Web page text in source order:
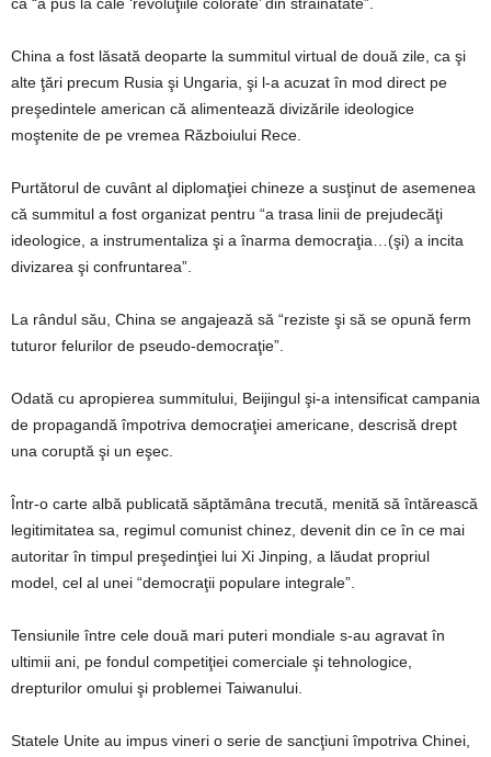
China a fost lăsată deoparte la summitul virtual de două zile, ca şi
alte ţări precum Rusia şi Ungaria, şi l-a acuzat în mod direct pe
preşedintele american că alimentează divizările ideologice
moştenite de pe vremea Războiului Rece.
Purtătorul de cuvânt al diplomaţiei chineze a susţinut de asemenea
că summitul a fost organizat pentru “a trasa linii de prejudecăţi
ideologice, a instrumentaliza şi a înarma democraţia…(şi) a incita
divizarea şi confruntarea”.
La rândul său, China se angajează să “reziste şi să se opună ferm
tuturor felurilor de pseudo-democraţie”.
Odată cu apropierea summitului, Beijingul şi-a intensificat campania
de propagandă împotriva democraţiei americane, descrisă drept
una coruptă şi un eşec.
Într-o carte albă publicată săptămâna trecută, menită să întărească
legitimitatea sa, regimul comunist chinez, devenit din ce în ce mai
autoritar în timpul preşedinţiei lui Xi Jinping, a lăudat propriul
model, cel al unei “democraţii populare integrale”.
Tensiunile între cele două mari puteri mondiale s-au agravat în
ultimii ani, pe fondul competiţiei comerciale şi tehnologice,
drepturilor omului şi problemei Taiwanului.
Statele Unite au impus vineri o serie de sancţiuni împotriva Chinei,